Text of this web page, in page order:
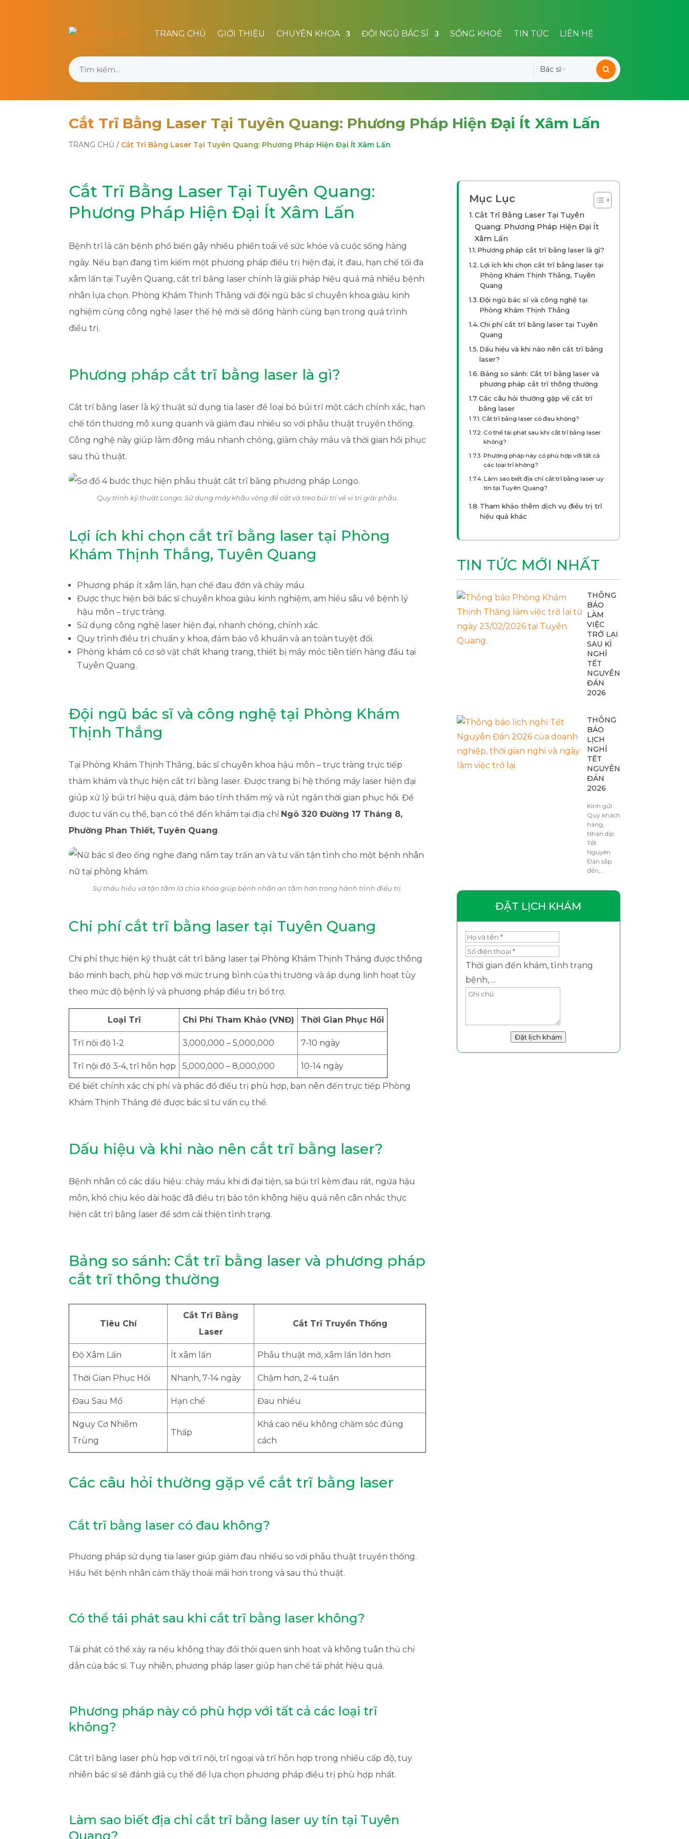
TRANG CHỦ GIỚI THIỆU CHUYÊN KHOA ĐỘI NGŨ BÁC SĨ SỐNG KHOẺ TIN TỨC LIÊN HỆ
Bác sĩ
Cắt Trĩ Bằng Laser Tại Tuyên Quang: Phương Pháp Hiện Đại Ít Xâm Lấn
TRANG CHỦ / Cắt Trĩ Bằng Laser Tại Tuyên Quang: Phương Pháp Hiện Đại Ít Xâm Lấn
Cắt Trĩ Bằng Laser Tại Tuyên Quang:
Phương Pháp Hiện Đại Ít Xâm Lấn
Bệnh trĩ là căn bệnh phổ biến gây nhiều phiền toái về sức khỏe và cuộc sống hàng
ngày. Nếu bạn đang tìm kiếm một phương pháp điều trị hiện đại, ít đau, hạn chế tối đa
xâm lấn tại Tuyên Quang, cắt trĩ bằng laser chính là giải pháp hiệu quả mà nhiều bệnh
nhân lựa chọn. Phòng Khám Thịnh Thắng với đội ngũ bác sĩ chuyên khoa giàu kinh
nghiệm cùng công nghệ laser thế hệ mới sẽ đồng hành cùng bạn trong quá trình
điều trị.
Phương pháp cắt trĩ bằng laser là gì?
Cắt trĩ bằng laser là kỹ thuật sử dụng tia laser để loại bỏ búi trĩ một cách chính xác, hạn
chế tổn thương mô xung quanh và giảm đau nhiều so với phẫu thuật truyền thống.
Công nghệ này giúp làm đông máu nhanh chóng, giảm chảy máu và thời gian hồi phục
sau thủ thuật.
Quy trình kỹ thuật Longo: Sử dụng máy khâu vòng để cắt và treo búi trĩ về vị trí giải phẫu.
Lợi ích khi chọn cắt trĩ bằng laser tại Phòng
Khám Thịnh Thắng, Tuyên Quang
Phương pháp ít xâm lấn, hạn chế đau đớn và chảy máu.
Được thực hiện bởi bác sĩ chuyên khoa giàu kinh nghiệm, am hiểu sâu về bệnh lý
hậu môn – trực tràng.
Sử dụng công nghệ laser hiện đại, nhanh chóng, chính xác.
Quy trình điều trị chuẩn y khoa, đảm bảo vô khuẩn và an toàn tuyệt đối.
Phòng khám có cơ sở vật chất khang trang, thiết bị máy móc tiên tiến hàng đầu tại
Tuyên Quang.
Đội ngũ bác sĩ và công nghệ tại Phòng Khám
Thịnh Thắng
Tại Phòng Khám Thịnh Thắng, bác sĩ chuyên khoa hậu môn – trực tràng trực tiếp
thăm khám và thực hiện cắt trĩ bằng laser. Được trang bị hệ thống máy laser hiện đại
giúp xử lý búi trĩ hiệu quả, đảm bảo tính thẩm mỹ và rút ngắn thời gian phục hồi. Để
được tư vấn cụ thể, bạn có thể đến khám tại địa chỉ Ngõ 320 Đường 17 Tháng 8,
Phường Phan Thiết, Tuyên Quang.
Sự thấu hiểu và tận tâm là chìa khóa giúp bệnh nhân an tâm hơn trong hành trình điều trị.
Chi phí cắt trĩ bằng laser tại Tuyên Quang
Chi phí thực hiện kỹ thuật cắt trĩ bằng laser tại Phòng Khám Thịnh Thắng được thông
báo minh bạch, phù hợp với mức trung bình của thị trường và áp dụng linh hoạt tùy
theo mức độ bệnh lý và phương pháp điều trị bổ trợ.
Loại Trĩ Chi Phí Tham Khảo (VNĐ) Thời Gian Phục Hồi
Trĩ nội độ 1-2 3,000,000 – 5,000,000 7-10 ngày
Trĩ nội độ 3-4, trĩ hỗn hợp 5,000,000 – 8,000,000 10-14 ngày
Để biết chính xác chi phí và phác đồ điều trị phù hợp, bạn nên đến trực tiếp Phòng
Khám Thịnh Thắng để được bác sĩ tư vấn cụ thể.
Dấu hiệu và khi nào nên cắt trĩ bằng laser?
Bệnh nhân có các dấu hiệu: chảy máu khi đi đại tiện, sa búi trĩ kèm đau rát, ngứa hậu
môn, khó chịu kéo dài hoặc đã điều trị bảo tồn không hiệu quả nên cân nhắc thực
hiện cắt trĩ bằng laser để sớm cải thiện tình trạng.
Bảng so sánh: Cắt trĩ bằng laser và phương pháp
cắt trĩ thông thường
Tiêu Chí
Cắt Trĩ Bằng
Laser
Cắt Trĩ Truyền Thống
Độ Xâm Lấn Ít xâm lấn Phẫu thuật mở, xâm lấn lớn hơn
Thời Gian Phục Hồi Nhanh, 7-14 ngày Chậm hơn, 2-4 tuần
Đau Sau Mổ Hạn chế Đau nhiều
Nguy Cơ Nhiễm
Trùng
Thấp
Khá cao nếu không chăm sóc đúng
cách
Các câu hỏi thường gặp về cắt trĩ bằng laser
Cắt trĩ bằng laser có đau không?
Phương pháp sử dụng tia laser giúp giảm đau nhiều so với phẫu thuật truyền thống.
Hầu hết bệnh nhân cảm thấy thoải mái hơn trong và sau thủ thuật.
Có thể tái phát sau khi cắt trĩ bằng laser không?
Tái phát có thể xảy ra nếu không thay đổi thói quen sinh hoạt và không tuân thủ chỉ
dẫn của bác sĩ. Tuy nhiên, phương pháp laser giúp hạn chế tái phát hiệu quả.
Phương pháp này có phù hợp với tất cả các loại trĩ
không?
Cắt trĩ bằng laser phù hợp với trĩ nội, trĩ ngoại và trĩ hỗn hợp trong nhiều cấp độ, tuy
nhiên bác sĩ sẽ đánh giá cụ thể để lựa chọn phương pháp điều trị phù hợp nhất.
Làm sao biết địa chỉ cắt trĩ bằng laser uy tín tại Tuyên
Quang?
Mục Lục
Cắt Trĩ Bằng Laser Tại Tuyên
Quang: Phương Pháp Hiện Đại Ít
Xâm Lấn
Phương pháp cắt trĩ bằng laser là gì?
Lợi ích khi chọn cắt trĩ bằng laser tại
Phòng Khám Thịnh Thắng, Tuyên
Quang
Đội ngũ bác sĩ và công nghệ tại
Phòng Khám Thịnh Thắng
Chi phí cắt trĩ bằng laser tại Tuyên
Quang
Dấu hiệu và khi nào nên cắt trĩ bằng
laser?
Bảng so sánh: Cắt trĩ bằng laser và
phương pháp cắt trĩ thông thường
Các câu hỏi thường gặp về cắt trĩ
bằng laser
Cắt trĩ bằng laser có đau không?
Có thể tái phát sau khi cắt trĩ bằng laser
không?
Phương pháp này có phù hợp với tất cả
các loại trĩ không?
Làm sao biết địa chỉ cắt trĩ bằng laser uy
tín tại Tuyên Quang?
Tham khảo thêm dịch vụ điều trị trĩ
hiệu quả khác
TIN TỨC MỚI NHẤT
THÔNG
BÁO
LÀM
VIỆC
TRỞ LẠI
SAU KÌ
NGHỈ
TẾT
NGUYÊN
ĐÁN
2026
THÔNG
BÁO
LỊCH
NGHỈ
TẾT
NGUYÊN
ĐÁN
2026
Kính gửi
Quý khách
hàng,
Nhân dịp
Tết
Nguyên
Đán sắp
đến,…
ĐẶT LỊCH KHÁM
Thời gian đến khám, tình trạng
bệnh, ...
Đặt lịch khám